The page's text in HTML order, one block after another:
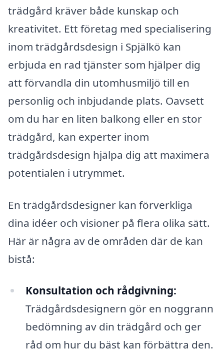
trädgård kräver både kunskap och
kreativitet. Ett företag med specialisering
inom trädgårdsdesign i Spjälkö kan
erbjuda en rad tjänster som hjälper dig
att förvandla din utomhusmiljö till en
personlig och inbjudande plats. Oavsett
om du har en liten balkong eller en stor
trädgård, kan experter inom
trädgårdsdesign hjälpa dig att maximera
potentialen i utrymmet.
En trädgårdsdesigner kan förverkliga
dina idéer och visioner på flera olika sätt.
Här är några av de områden där de kan
bistå:
Konsultation och rådgivning:
Trädgårdsdesignern gör en noggrann
bedömning av din trädgård och ger
råd om hur du bäst kan förbättra den.